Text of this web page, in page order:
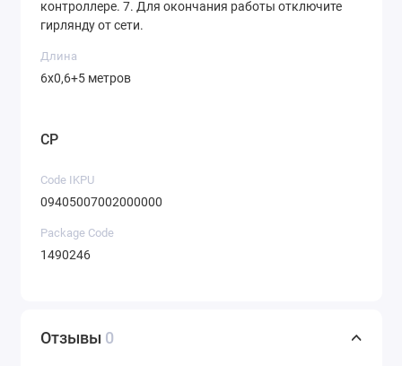
контроллере. 7. Для окончания работы отключите
гирлянду от сети.
Длина
6х0,6+5 метров
CP
Code IKPU
09405007002000000
Package Code
1490246
Отзывы 0